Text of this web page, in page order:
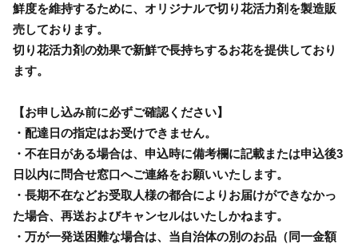
鮮度を維持するために、オリジナルで切り花活力剤を製造販
売しております。
切り花活力剤の効果で新鮮で長持ちするお花を提供しており
ます。
【お申し込み前に必ずご確認ください】
・配達日の指定はお受けできません。
・不在日がある場合は、申込時に備考欄に記載または申込後3
日以内に問合せ窓口へご連絡をお願いいたします。
・長期不在などお受取人様の都合によりお届けができなかっ
た場合、再送およびキャンセルはいたしかねます。
・万が一発送困難な場合は、当自治体の別のお品（同一金額